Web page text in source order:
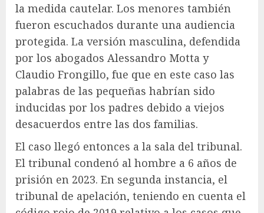
la medida cautelar. Los menores también
fueron escuchados durante una audiencia
protegida. La versión masculina, defendida
por los abogados Alessandro Motta y
Claudio Frongillo, fue que en este caso las
palabras de las pequeñas habrían sido
inducidas por los padres debido a viejos
desacuerdos entre las dos familias.
El caso llegó entonces a la sala del tribunal.
El tribunal condenó al hombre a 6 años de
prisión en 2023. En segunda instancia, el
tribunal de apelación, teniendo en cuenta el